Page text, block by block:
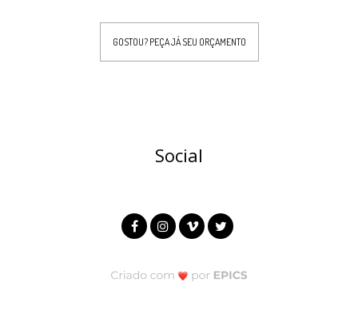
GOSTOU? PEÇA JÁ SEU ORÇAMENTO
Social